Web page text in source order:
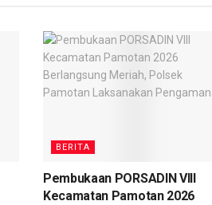
BERITA
Pembukaan PORSADIN VIII
Kecamatan Pamotan 2026